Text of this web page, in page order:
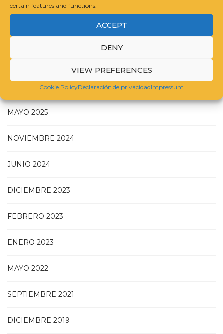
certain features and functions.
ACCEPT
DENY
VIEW PREFERENCES
Cookie PolicyDeclaración de privacidadImpressum
GUIDELINES FOR COMPILING A CATALOGUE RAISONNÉ
JULIO 2025
MAYO 2025
NOVIEMBRE 2024
JUNIO 2024
DICIEMBRE 2023
FEBRERO 2023
ENERO 2023
MAYO 2022
SEPTIEMBRE 2021
DICIEMBRE 2019